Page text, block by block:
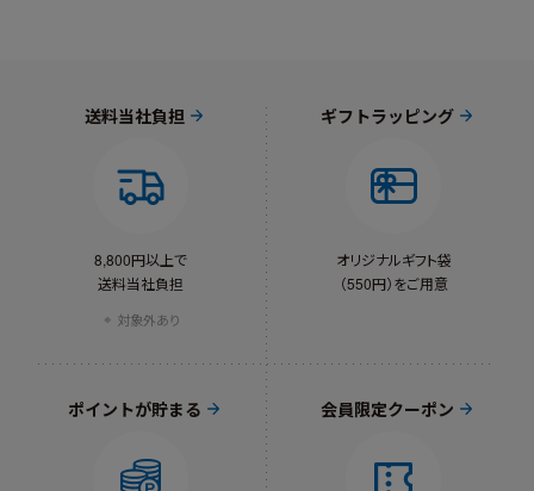
送料当社負担
8,800円以上で
送料当社負担
対象外あり
ギフトラッピング
オリジナルギフト袋
（550円）をご用意
ポイントが貯まる 会員限定クーポン